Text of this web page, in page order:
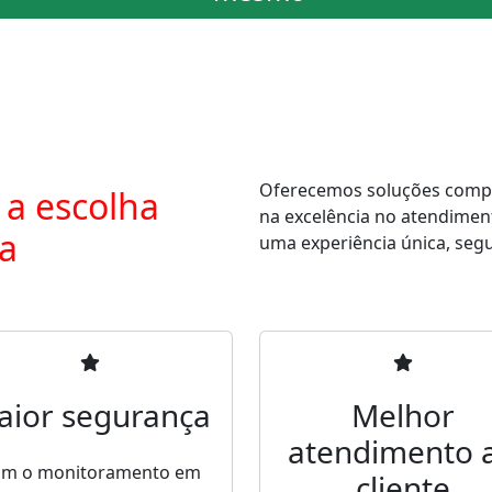
escolha
Oferecemos soluções
na excelência no
uma experiência única,
segurança
o monitoramento em
Melhor
atendimento